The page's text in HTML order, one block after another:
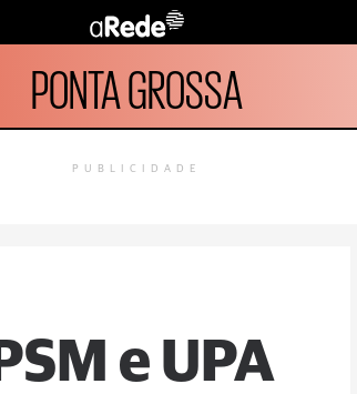
PONTA GROSSA
PUBLICIDADE
e UPA